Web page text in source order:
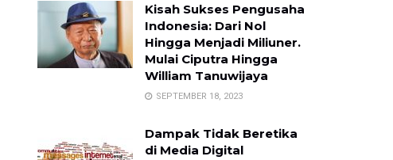
Kisah Sukses Pengusaha
Indonesia: Dari Nol
Hingga Menjadi Miliuner.
Mulai Ciputra Hingga
William Tanuwijaya
SEPTEMBER 18, 2023
Dampak Tidak Beretika
di Media Digital